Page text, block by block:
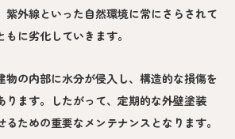
紫外線といった自然環境に常にさらされて
に劣化していきます。
物の内部に水分が侵入し、構造的な損傷を
ります。したがって、定期的な外壁塗装
ための重要なメンテナンスとなります。